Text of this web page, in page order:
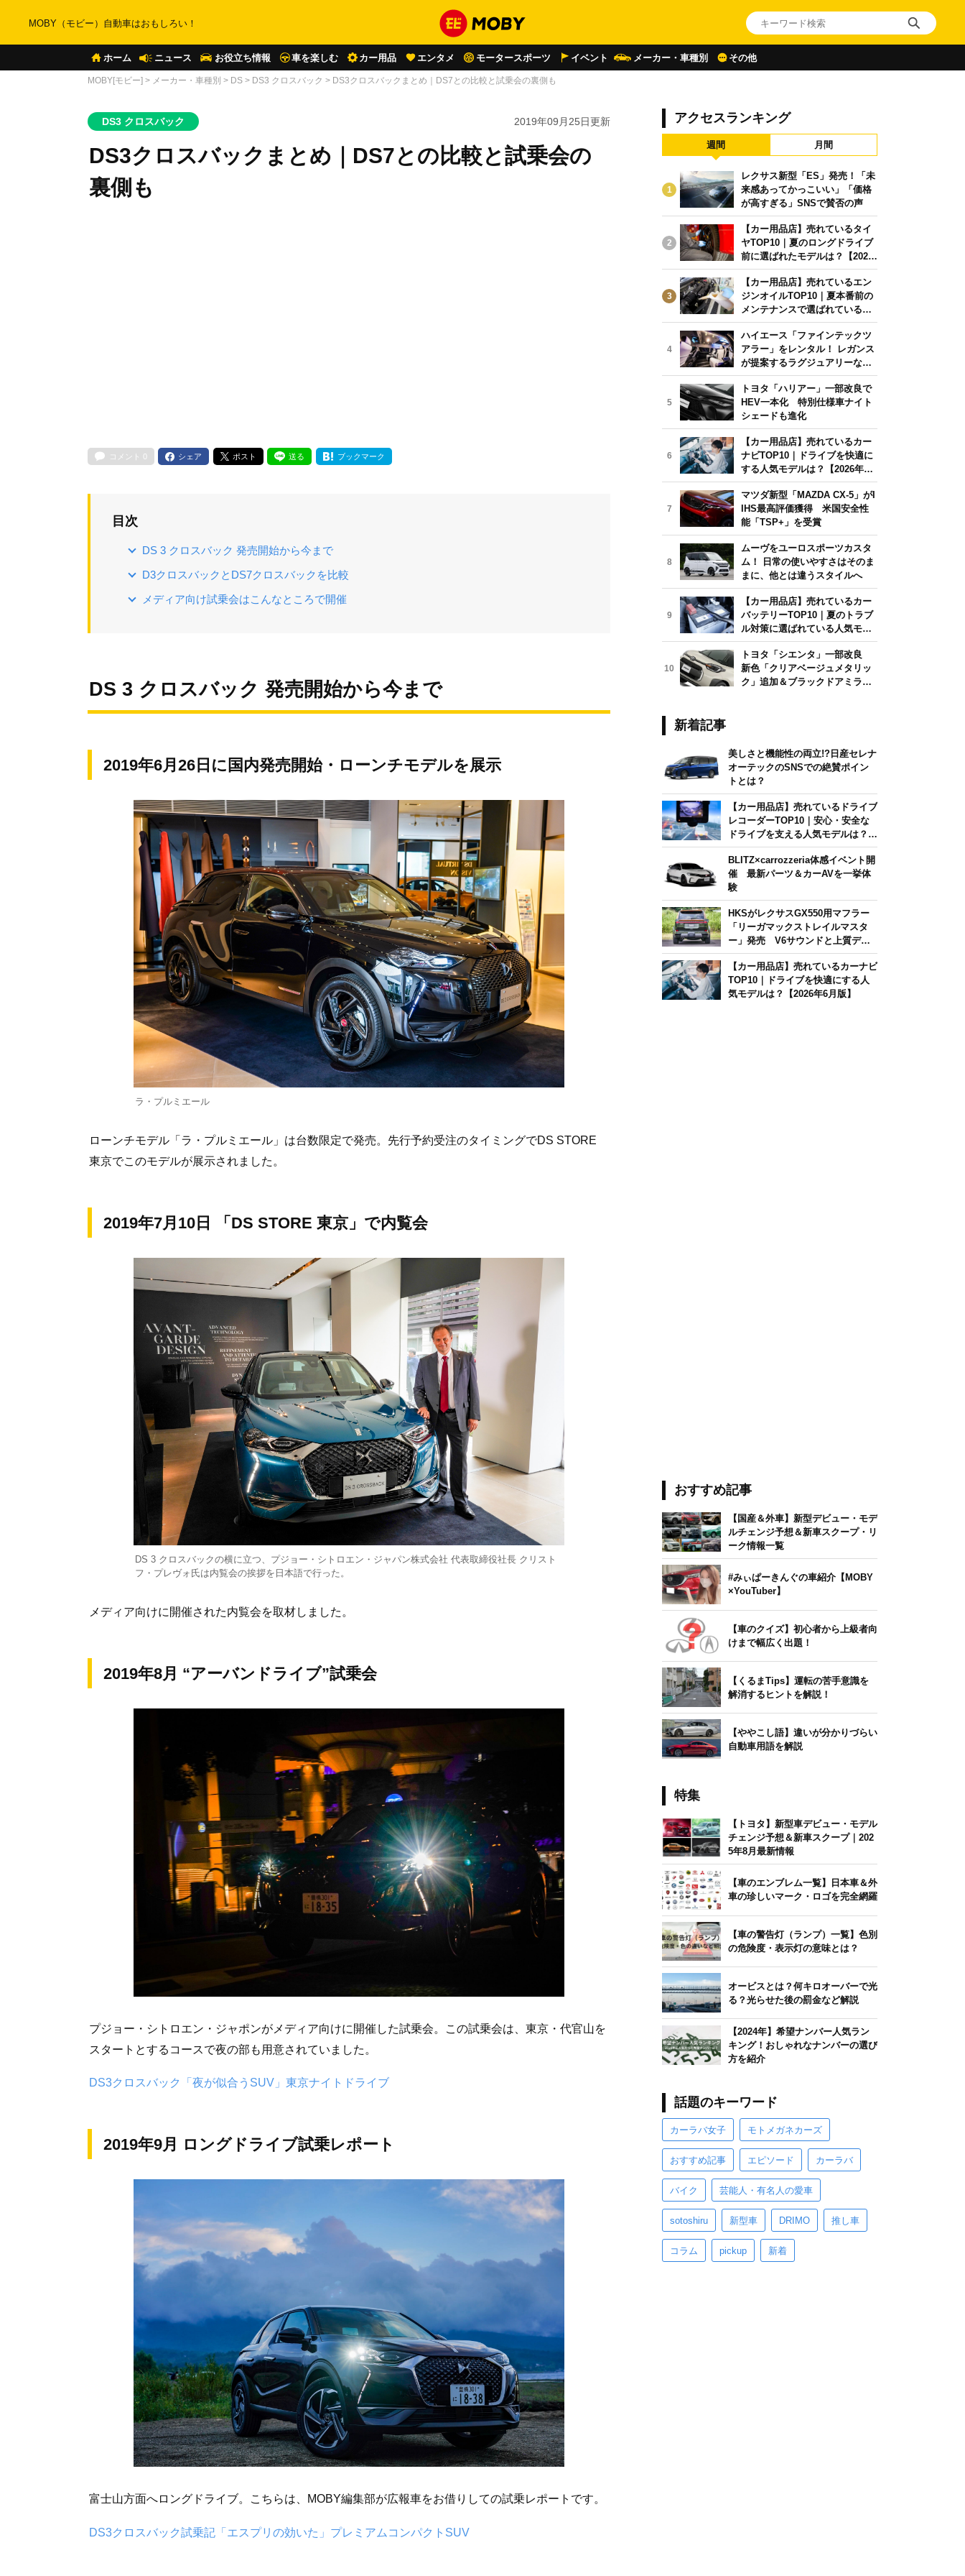
MOBY（モビー）自動車はおもしろい！
ホーム ニュース お役立ち情報 車を楽しむ カー用品 エンタメ モータースポーツ イベント メーカー・車種別 その他
MOBY[モビー] > メーカー・車種別 > DS > DS3 クロスバック > DS3クロスバックまとめ｜DS7との比較と試乗会の裏側も
DS3 クロスバック 2019年09月25日更新
DS3クロスバックまとめ｜DS7との比較と試乗会の
裏側も
コメント 0 シェア ポスト 送る ブックマーク
目次
DS 3 クロスバック 発売開始から今まで
D3クロスバックとDS7クロスバックを比較
メディア向け試乗会はこんなところで開催
DS 3 クロスバック 発売開始から今まで
2019年6月26日に国内発売開始・ローンチモデルを展示
ラ・プルミエール
ローンチモデル「ラ・プルミエール」は台数限定で発売。先行予約受注のタイミングでDS STORE
東京でこのモデルが展示されました。
2019年7月10日 「DS STORE 東京」で内覧会
DS 3 クロスバックの横に立つ、プジョー・シトロエン・ジャパン株式会社 代表取締役社長 クリスト
フ・プレヴォ氏は内覧会の挨拶を日本語で行った。
メディア向けに開催された内覧会を取材しました。
2019年8月 “アーバンドライブ”試乗会
プジョー・シトロエン・ジャポンがメディア向けに開催した試乗会。この試乗会は、東京・代官山を
スタートとするコースで夜の部も用意されていました。
DS3クロスバック「夜が似合うSUV」東京ナイトドライブ
2019年9月 ロングドライブ試乗レポート
富士山方面へロングドライブ。こちらは、MOBY編集部が広報車をお借りしての試乗レポートです。
DS3クロスバック試乗記「エスプリの効いた」プレミアムコンパクトSUV
アクセスランキング
週間 月間
1
レクサス新型「ES」発売！「未
来感あってかっこいい」「価格
が高すぎる」SNSで賛否の声
2
【カー用品店】売れているタイ
ヤTOP10｜夏のロングドライブ
前に選ばれたモデルは？【2026
年6月版】
3
【カー用品店】売れているエン
ジンオイルTOP10｜夏本番前の
メンテナンスで選ばれている人
気モデルは？【2026年6月版】
4
ハイエース「ファインテックツ
アラー」をレンタル！ レガンス
が提案するラグジュアリーな移
動体験
5
トヨタ「ハリアー」一部改良で
HEV一本化 特別仕様車ナイト
シェードも進化
6
【カー用品店】売れているカー
ナビTOP10｜ドライブを快適に
する人気モデルは？【2026年6
月版】
7
マツダ新型「MAZDA CX-5」がI
IHS最高評価獲得 米国安全性
能「TSP+」を受賞
8
ムーヴをユーロスポーツカスタ
ム！ 日常の使いやすさはそのま
まに、他とは違うスタイルへ
9
【カー用品店】売れているカー
バッテリーTOP10｜夏のトラブ
ル対策に選ばれている人気モデ
ルは？【2026年6月版】
10
トヨタ「シエンタ」一部改良
新色「クリアベージュメタリッ
ク」追加＆ブラックドアミラー
新着記事
美しさと機能性の両立!?日産セレナ
オーテックのSNSでの絶賛ポイン
トとは？
【カー用品店】売れているドライブ
レコーダーTOP10｜安心・安全な
ドライブを支える人気モデルは？
【2026年6月版】
BLITZ×carrozzeria体感イベント開
催 最新パーツ＆カーAVを一挙体
験
HKSがレクサスGX550用マフラー
「リーガマックストレイルマスタ
ー」発売 V6サウンドと上質デザ
インを両立
【カー用品店】売れているカーナビ
TOP10｜ドライブを快適にする人
気モデルは？【2026年6月版】
おすすめ記事
【国産＆外車】新型デビュー・モデ
ルチェンジ予想＆新車スクープ・リ
ーク情報一覧
#みぃぱーきんぐの車紹介【MOBY
×YouTuber】
【車のクイズ】初心者から上級者向
けまで幅広く出題！
【くるまTips】運転の苦手意識を
解消するヒントを解説！
【ややこし語】違いが分かりづらい
自動車用語を解説
特集
【トヨタ】新型車デビュー・モデル
チェンジ予想＆新車スクープ｜202
5年8月最新情報
【車のエンブレム一覧】日本車＆外
車の珍しいマーク・ロゴを完全網羅
【車の警告灯（ランプ）一覧】色別
の危険度・表示灯の意味とは？
オービスとは？何キロオーバーで光
る？光らせた後の罰金など解説
【2024年】希望ナンバー人気ラン
キング！おしゃれなナンバーの選び
方を紹介
話題のキーワード
カーラバ女子 モトメガネカーズ
おすすめ記事 エピソード カーラバ
バイク 芸能人・有名人の愛車
sotoshiru 新型車 DRIMO 推し車
コラム pickup 新着